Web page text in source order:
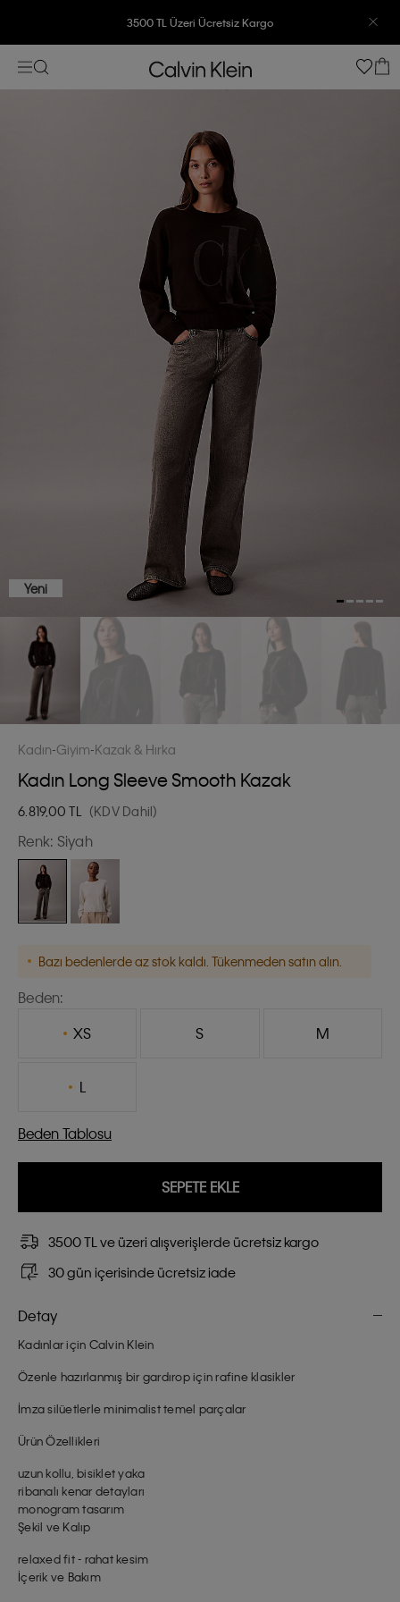
3500 TL Üzeri Ücretsiz Kargo
7500 TL Ve Üzeri Alışverişlerinizde 6 Taksit İmkanı
Yeni
Kadın Giyim Kazak & Hırka
Kadın Long Sleeve Smooth Kazak
6.819,00 TL (KDV Dahil)
Renk: Siyah
Bazı bedenlerde az stok kaldı. Tükenmeden satın alın.
Beden:
XS
S M
L
Beden Tablosu
SEPETE EKLE
3500 TL ve üzeri alışverişlerde ücretsiz kargo
30 gün içerisinde ücretsiz iade
Detay
Kadınlar için Calvin Klein
Özenle hazırlanmış bir gardırop için rafine klasikler
İmza silüetlerle minimalist temel parçalar
Ürün Özellikleri
uzun kollu, bisiklet yaka
ribanalı kenar detayları
monogram tasarım
Şekil ve Kalıp
relaxed fit - rahat kesim
İçerik ve Bakım